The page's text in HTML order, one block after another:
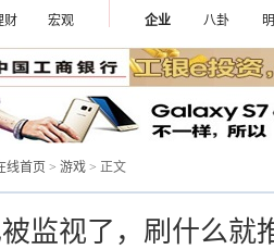
财 宏观
企业
八卦
线首页 > 游戏 > 正文
监视了，刷什么就